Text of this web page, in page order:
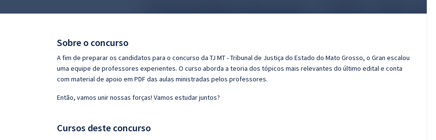
Questões grátis
Sobre o concurso
A fim de preparar os candidatos para o concurso da TJ MT - Tribunal de Justiça do Estado do Mato Grosso, o Gran escalou
uma equipe de professores experientes. O curso aborda a teoria dos tópicos mais relevantes do último edital e conta
com material de apoio em PDF das aulas ministradas pelos professores.
Então, vamos unir nossas forças! Vamos estudar juntos?
Cursos deste concurso